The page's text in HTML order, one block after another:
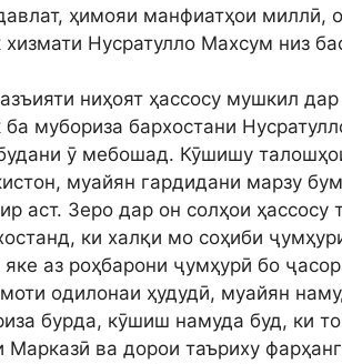
ҳимояи манфиатҳои миллӣ,
хизмати Нусратулло Махсум низ
ниҳоят ҳассосу мушкил
ба мубориза бархостани
ӯ мебошад. Кӯшишу
муайян гардидани марзу
аст. Зеро дар он солҳои
ки халқи мо соҳиби
яке аз роҳбарони ҷумҳурӣ бо
одилонаи ҳудудӣ, муайян
бурда, кӯшиш намуда буд, ки
Марказӣ ва дорои таъриху